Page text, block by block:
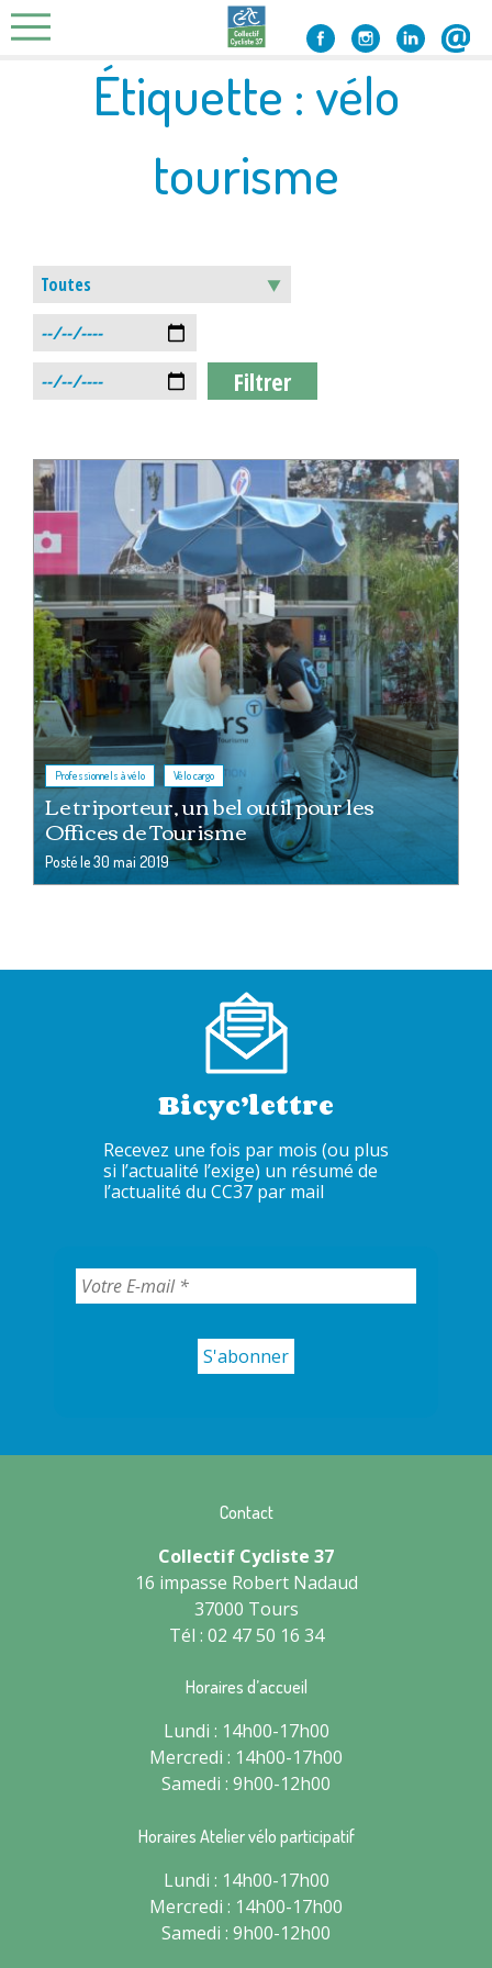
Skip
to
Étiquette : vélo
tourisme
Professionnels à vélo Vélo cargo
Le triporteur, un bel outil pour les
Offices de Tourisme
Posté le30 mai 2019
Bicyc’lettre
Recevez une fois par mois (ou plus
si l’actualité l’exige) un résumé de
l’actualité du CC37 par mail
Contact
Collectif Cycliste 37
16 impasse Robert Nadaud
37000 Tours
Tél : 02 47 50 16 34
Horaires d’accueil
Lundi : 14h00-17h00
Mercredi : 14h00-17h00
Samedi : 9h00-12h00
Horaires Atelier vélo participatif
Lundi : 14h00-17h00
Mercredi : 14h00-17h00
Samedi : 9h00-12h00